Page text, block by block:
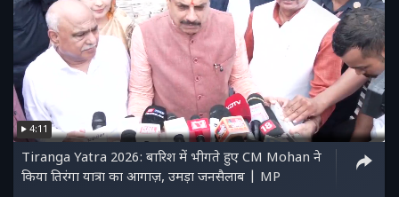
4:11
Tiranga Yatra 2026: बारिश में भीगते हुए CM Mohan ने
किया तिरंगा यात्रा का आगाज़, उमड़ा जनसैलाब | MP